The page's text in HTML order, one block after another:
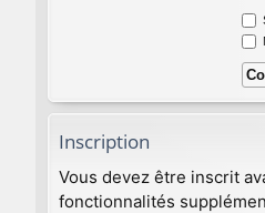
Inscription
Vous devez être inscrit
fonctionnalités